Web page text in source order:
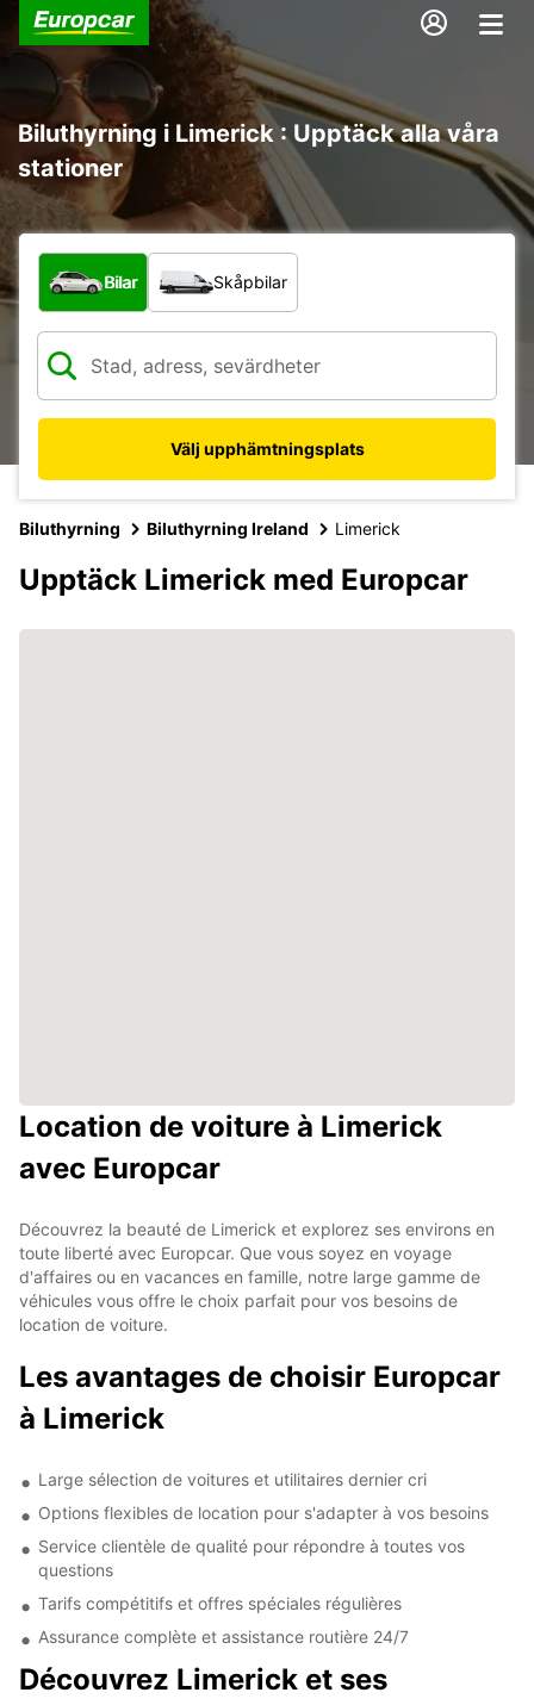
Biluthyrning i Limerick : Upptäck alla våra
stationer
Vilken typ av fordon?
Bilar Skåpbilar
Välj upphämtningsplats
Biluthyrning Biluthyrning Ireland Limerick
Upptäck Limerick med Europcar
Location de voiture à Limerick
avec Europcar
Découvrez la beauté de Limerick et explorez ses environs en
toute liberté avec Europcar. Que vous soyez en voyage
d'affaires ou en vacances en famille, notre large gamme de
véhicules vous offre le choix parfait pour vos besoins de
location de voiture.
Les avantages de choisir Europcar
à Limerick
Large sélection de voitures et utilitaires dernier cri
Options flexibles de location pour s'adapter à vos besoins
Service clientèle de qualité pour répondre à toutes vos
questions
Tarifs compétitifs et offres spéciales régulières
Assurance complète et assistance routière 24/7
Découvrez Limerick et ses